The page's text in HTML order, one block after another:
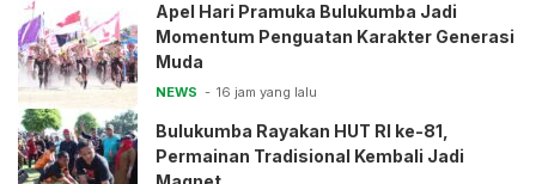
Apel Hari Pramuka Bulukumba Jadi
Momentum Penguatan Karakter Generasi
Muda
NEWS 16 jam yang lalu
Bulukumba Rayakan HUT RI ke-81,
Permainan Tradisional Kembali Jadi